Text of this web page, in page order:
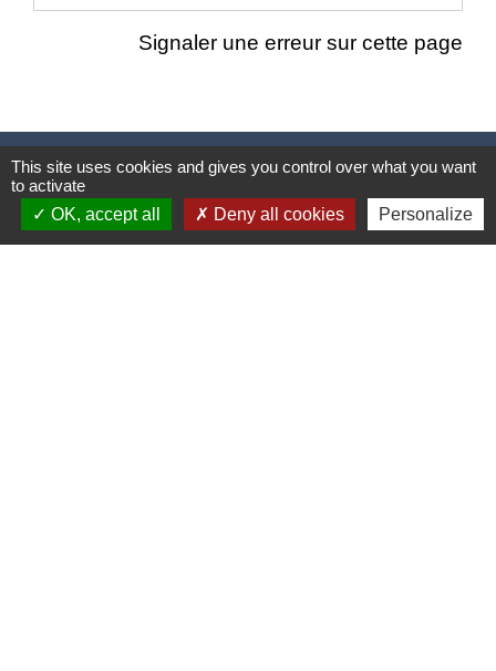
Signaler une erreur sur cette page
Nous contacter
Commune de Puylaurens
1 rue de la Mairie
This site uses cookies and gives you control over what you want
to activate
OK, accept all
Deny all cookies Personalize